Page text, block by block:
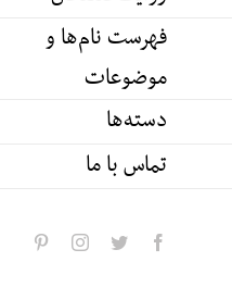
فهرست نام‌ها و
موضوعات
دسته‌ها
تماس با ما
facebook
twitter
instagram